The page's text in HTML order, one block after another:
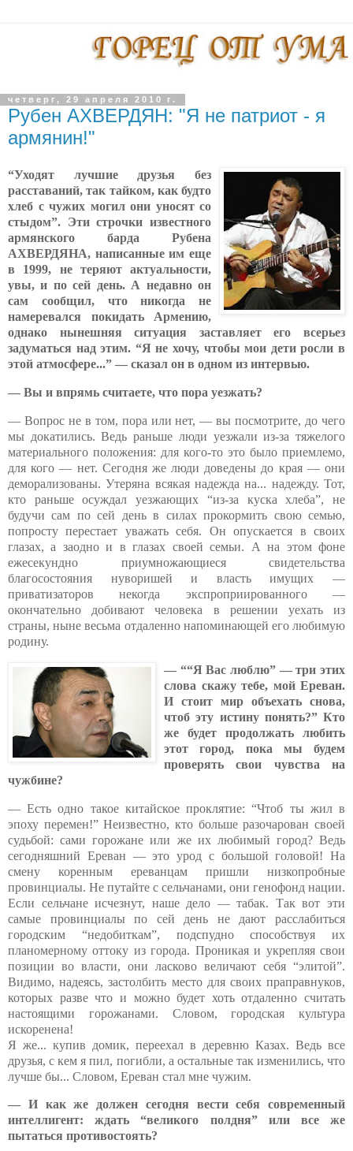
четверг, 29 апреля 2010 г.
Рубен АХВЕРДЯН: "Я не патриот - я
армянин!"
“Уходят лучшие друзья без
расставаний, так тайком, как будто
хлеб с чужих могил они уносят со
стыдом”. Эти строчки известного
армянского барда Рубена
АХВЕРДЯНА, написанные им еще
в 1999, не теряют актуальности,
увы, и по сей день. А недавно он
сам сообщил, что никогда не
намеревался покидать Армению,
однако нынешняя ситуация заставляет его всерьез
задуматься над этим. “Я не хочу, чтобы мои дети росли в
этой атмосфере...” — сказал он в одном из интервью.
— Вы и впрямь считаете, что пора уезжать?
— Вопрос не в том, пора или нет, — вы посмотрите, до чего
мы докатились. Ведь раньше люди уезжали из-за тяжелого
материального положения: для кого-то это было приемлемо,
для кого — нет. Сегодня же люди доведены до края — они
деморализованы. Утеряна всякая надежда на... надежду. Тот,
кто раньше осуждал уезжающих “из-за куска хлеба”, не
будучи сам по сей день в силах прокормить свою семью,
попросту перестает уважать себя. Он опускается в своих
глазах, а заодно и в глазах своей семьи. А на этом фоне
ежесекундно приумножающиеся свидетельства
благосостояния нуворишей и власть имущих —
приватизаторов некогда экспроприированного —
окончательно добивают человека в решении уехать из
страны, ныне весьма отдаленно напоминающей его любимую
родину.
— ““Я Вас люблю” — три этих
слова скажу тебе, мой Ереван.
И стоит мир объехать снова,
чтоб эту истину понять?” Кто
же будет продолжать любить
этот город, пока мы будем
проверять свои чувства на
чужбине?
— Есть одно такое китайское проклятие: “Чтоб ты жил в
эпоху перемен!” Неизвестно, кто больше разочарован своей
судьбой: сами горожане или же их любимый город? Ведь
сегодняшний Ереван — это урод с большой головой! На
смену коренным ереванцам пришли низкопробные
провинциалы. Не путайте с сельчанами, они генофонд нации.
Если сельчане исчезнут, наше дело — табак. Так вот эти
самые провинциалы по сей день не дают расслабиться
городским “недобиткам”, подспудно способствуя их
планомерному оттоку из города. Проникая и укрепляя свои
позиции во власти, они ласково величают себя “элитой”.
Видимо, надеясь, застолбить место для своих праправнуков,
которых разве что и можно будет хоть отдаленно считать
настоящими горожанами. Словом, городская культура
искоренена!
Я же... купив домик, переехал в деревню Казах. Ведь все
друзья, с кем я пил, погибли, а остальные так изменились, что
лучше бы... Словом, Ереван стал мне чужим.
— И как же должен сегодня вести себя современный
интеллигент: ждать “великого полдня” или все же
пытаться противостоять?